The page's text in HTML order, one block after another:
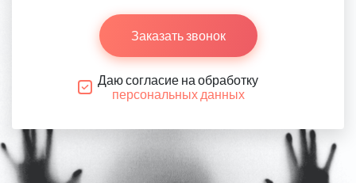
Заказать звонок
Даю согласие на обработку
персональных данных